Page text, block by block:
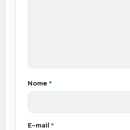
Nome *
E-mail *